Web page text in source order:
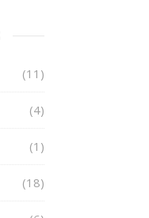
(11)
(4)
(1)
(18)